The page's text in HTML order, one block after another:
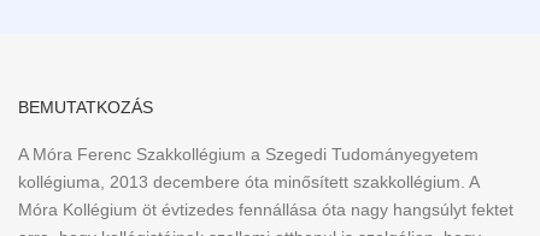
BEMUTATKOZÁS
A Móra Ferenc Szakkollégium a Szegedi Tudományegyetem
kollégiuma, 2013 decembere óta minősített szakkollégium. A
Móra Kollégium öt évtizedes fennállása óta nagy hangsúlyt fektet